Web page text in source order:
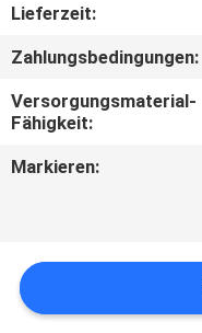
MIT
UNS
IN
VERBINDUNG
FORDERN
SIE EIN
Lieferzeit:
Zahlungsbedingungen:
Versorgungsmaterial-
Fähigkeit:
Markieren: